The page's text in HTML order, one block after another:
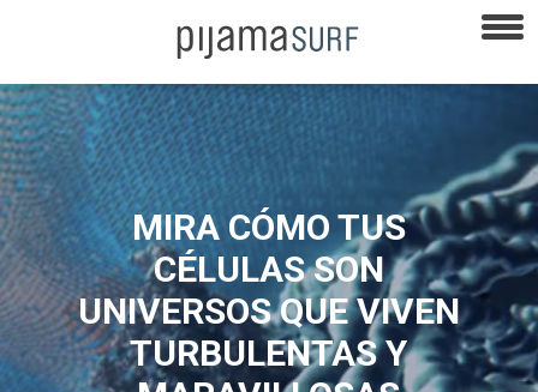
MIRA CÓMO TUS
CÉLULAS SON
UNIVERSOS QUE VIVEN
TURBULENTAS Y